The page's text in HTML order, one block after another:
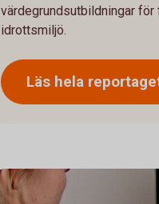
värdegrundsutbildningar
idrottsmiljö.
Läs hela